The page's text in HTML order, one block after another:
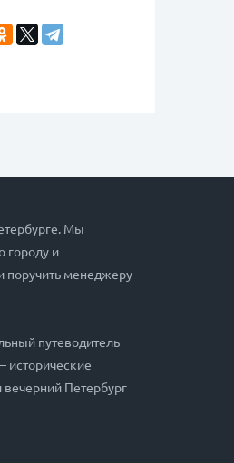
Мы
городу и
поручить менеджеру
путеводитель
исторические
Петербург